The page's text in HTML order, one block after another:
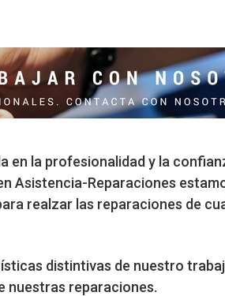
en la profesionalidad y la
Asistencia-Reparaciones
realzar las reparaciones de
distintivas de nuestro
nuestras reparaciones.